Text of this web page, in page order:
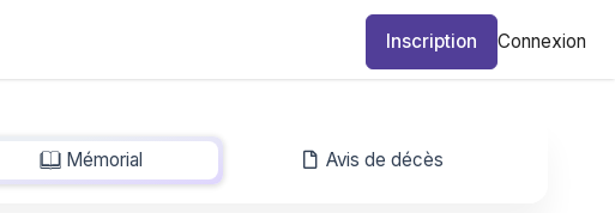
Inscription Connexion
Mémorial Avis de décès
-